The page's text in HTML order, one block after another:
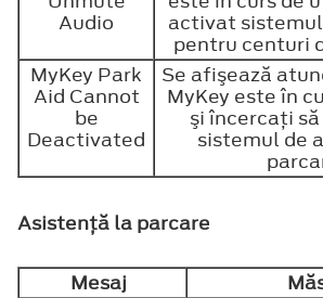
Audio
activat
pentru centuri
MyKey Park
Aid Cannot
be
Deactivated
Se afişează
MyKey este în
şi încercaţi
sistemul de
Asistenţă la parcare
Mesaj